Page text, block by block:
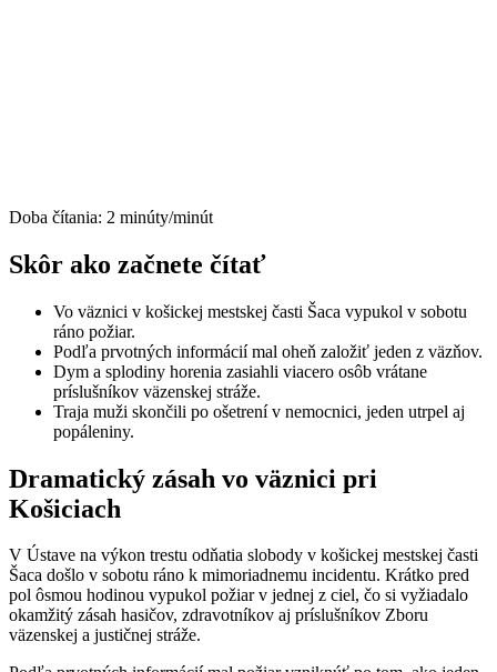
Doba čítania: 2 minúty/minút
Skôr ako začnete čítať
Vo väznici v košickej mestskej časti Šaca vypukol v sobotu
ráno požiar.
Podľa prvotných informácií mal oheň založiť jeden z väzňov.
Dym a splodiny horenia zasiahli viacero osôb vrátane
príslušníkov väzenskej stráže.
Traja muži skončili po ošetrení v nemocnici, jeden utrpel aj
popáleniny.
Dramatický zásah vo väznici pri
Košiciach
V Ústave na výkon trestu odňatia slobody v košickej mestskej časti
Šaca došlo v sobotu ráno k mimoriadnemu incidentu. Krátko pred
pol ôsmou hodinou vypukol požiar v jednej z ciel, čo si vyžiadalo
okamžitý zásah hasičov, zdravotníkov aj príslušníkov Zboru
väzenskej a justičnej stráže.